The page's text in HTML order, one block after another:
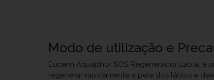
Modo de utilização e
Eucerin Aquaphor SOS Regenerador Labial
regenerar rapidamente a pele dos lábios e